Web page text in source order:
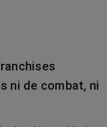
ni de combat, ni